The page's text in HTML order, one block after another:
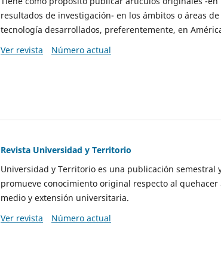
resultados de investigación- en los ámbitos o áreas
tecnología desarrollados, preferentemente, en
Ver revista
Número actual
Revista Universidad y Territorio
Universidad y Territorio es una publicación semestral
promueve conocimiento original respecto al
medio y extensión universitaria.
Ver revista
Número actual